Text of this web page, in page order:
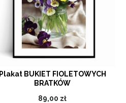
Plakat BUKIET FIOLETOWYCH
BRATKÓW
89,00 zł